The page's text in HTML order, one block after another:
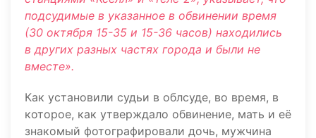
подсудимые в указанное в обвинении время
(30 октября 15-35 и 15-36 часов) находились
в других разных частях города и были не
вместе».
Как установили судьи в облсуде, во время, в
которое, как утверждало обвинение, мать и её
знакомый фотографировали дочь, мужчина